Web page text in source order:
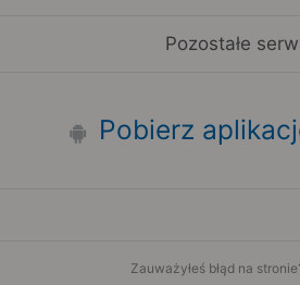
Pozostałe
Pobierz
Zauważyłeś błąd na